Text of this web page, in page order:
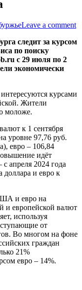
Leave a comment
следит за курсом
по поиску
с 29 июля по 2
экономически
курсами
Жители
моложе.
к 1 сентября
уровне 97,76 руб.
евро – 106,84
идёт
апреля 2024 года
доллара и евро к
и евро на
и европейской валют
используя
от
Во многом на фоне
граждан
21%
евро – 14%.